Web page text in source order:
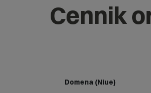
Cennik
Domena (Niue)